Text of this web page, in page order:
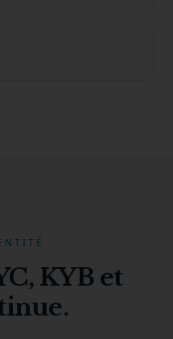
KYB et